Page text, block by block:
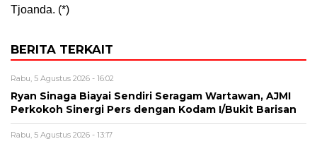
Tjoanda. (*)
BERITA TERKAIT
Rabu, 5 Agustus 2026 - 16:02
Ryan Sinaga Biayai Sendiri Seragam Wartawan, AJMI
Perkokoh Sinergi Pers dengan Kodam I/Bukit Barisan
Rabu, 5 Agustus 2026 - 13:17